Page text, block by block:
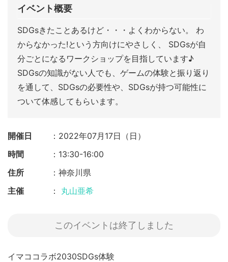
イベント概要
SDGsきたことあるけど・・・よくわからない。 わ
からなかった!という方向けにやさしく、 SDGsが自
分ごとになるワークショップを目指しています♪
SDGsの知識がない人でも、ゲームの体験と振り返り
を通して、SDGsの必要性や、SDGsが持つ可能性に
ついて体感してもらいます。
開催日
2022年07月17日（日）
時間
13:30-16:00
住所
神奈川県
主催
丸山亜希
このイベントは終了しました
イマココラボ2030SDGs体験